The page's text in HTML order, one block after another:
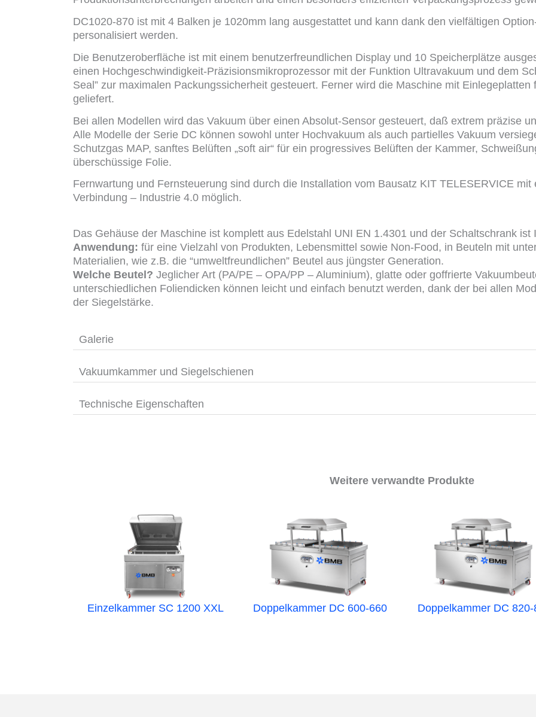
DC1020-870 ist mit 4 Balken je 1020mm lang ausgestattet und kann dank den vielfältigen
personalisiert werden.
Die Benutzeroberfläche ist mit einem benutzerfreundlichen Display und 10 Speicherplätze
einen Hochgeschwindigkeit-Präzisionsmikroprozessor mit der Funktion Ultravakuum und dem
Seal” zur maximalen Packungssicherheit gesteuert. Ferner wird die Maschine mit
geliefert.
Bei allen Modellen wird das Vakuum über einen Absolut-Sensor gesteuert, daß extrem präzise
Alle Modelle der Serie DC können sowohl unter Hochvakuum als auch partielles Vakuum
Schutzgas MAP, sanftes Belüften „soft air“ für ein progressives Belüften der Kammer,
überschüssige Folie.
Fernwartung und Fernsteuerung sind durch die Installation vom Bausatz KIT TELESERVICE
Verbindung – Industrie 4.0 möglich.
Das Gehäuse der Maschine ist komplett aus Edelstahl UNI EN 1.4301 und der Schaltschrank ist
Anwendung: für eine Vielzahl von Produkten, Lebensmittel sowie Non-Food, in Beuteln mit
Materialien, wie z.B. die “umweltfreundlichen” Beutel aus jüngster Generation.
Welche Beutel? Jeglicher Art (PA/PE – OPA/PP – Aluminium), glatte oder goffrierte
unterschiedlichen Foliendicken können leicht und einfach benutzt werden, dank der bei allen
der Siegelstärke.
Galerie
Vakuumkammer und Siegelschienen
Technische Eigenschaften
Weitere verwandte Produkte
Einzelkammer SC 1200 XXL Doppelkammer DC 600-660 Doppelkammer DC 820-